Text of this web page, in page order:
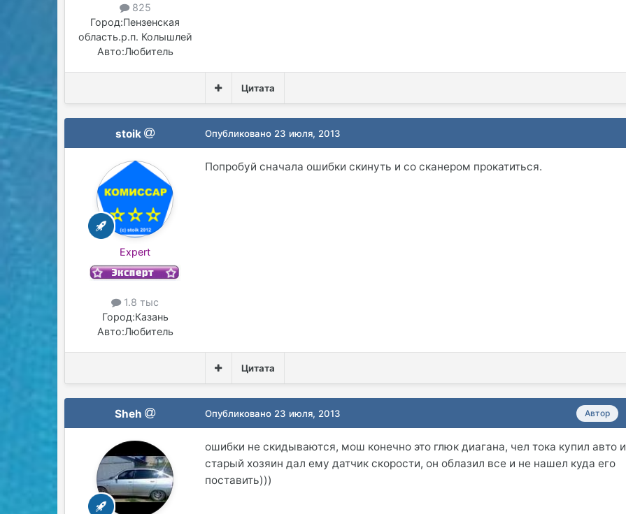
825
Город:Пензенская
область.р.п. Колышлей
Авто:Любитель
Цитата
stoik
Expert
1.8 тыс
Город:Казань
Авто:Любитель
Опубликовано 23 июля, 2013
Попробуй сначала ошибки скинуть и со сканером прокатиться.
Цитата
Sheh Автор
Опубликовано 23 июля, 2013
ошибки не скидываются, мош конечно это глюк диагана, чел тока купил авто и
старый хозяин дал ему датчик скорости, он облазил все и не нашел куда его
поставить)))